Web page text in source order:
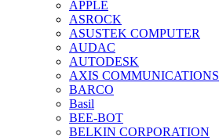
APPLE
ASROCK
ASUSTEK COMPUTER
AUDAC
AUTODESK
AXIS COMMUNICATIONS
BARCO
Basil
BEE-BOT
BELKIN CORPORATION